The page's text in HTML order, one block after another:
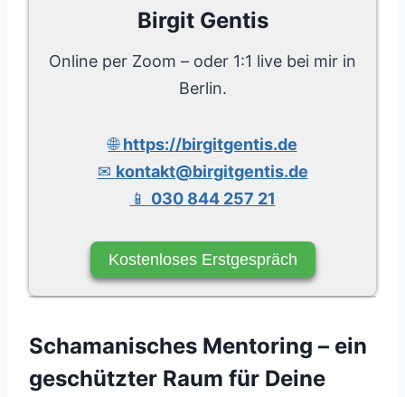
Birgit Gentis
Online per Zoom – oder 1:1 live bei mir in
Berlin.
🌐https://birgitgentis.de
✉ kontakt@birgitgentis.de
📱 030 844 257 21
Kostenloses Erstgespräch
Schamanisches Mentoring – ein
geschützter Raum für Deine